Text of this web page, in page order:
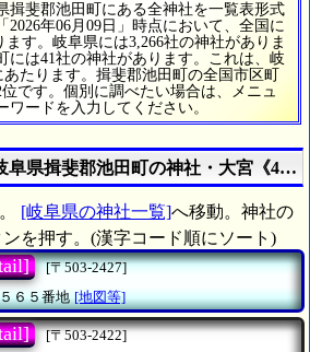
揖斐郡池田町にある全神社を一覧表形式
2026年06月09日」時点において、全国に
ます。岐阜県には3,266社の神社がありま
には41社の神社があります。これは、岐
たります。揖斐郡池田町の全国市区町
です。個別に調べたい場合は、メニュ
ワードを入力してください。
阜県揖斐郡池田町の神社・大宮《41
[岐阜県の神社一覧]へ移動。神社の
を押す。(漢字コード順にソート)
[〒503-2427]
６５番地 [地図等]
[〒503-2422]